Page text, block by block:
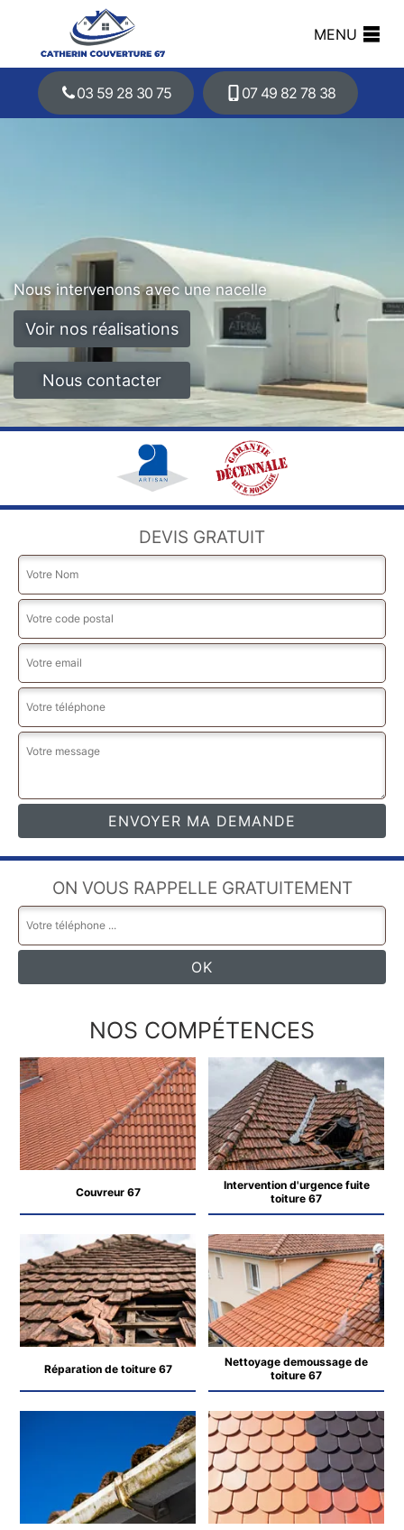
MENU
03 59 28 30 75 07 49 82 78 38
Nous intervenons avec une nacelle
Voir nos réalisations
Nous contacter
DEVIS GRATUIT
ON VOUS RAPPELLE GRATUITEMENT
NOS COMPÉTENCES
Couvreur 67
Intervention d'urgence fuite
toiture 67
Réparation de toiture 67
Nettoyage demoussage de
toiture 67